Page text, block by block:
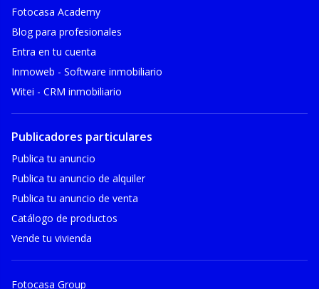
Fotocasa Academy
Blog para profesionales
Entra en tu cuenta
Inmoweb - Software inmobiliario
Witei - CRM inmobiliario
Publicadores particulares
Publica tu anuncio
Publica tu anuncio de alquiler
Publica tu anuncio de venta
Catálogo de productos
Vende tu vivienda
Fotocasa Group